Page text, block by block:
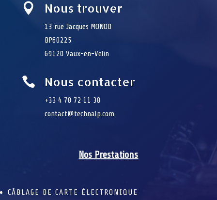
 Nous trouver
13 rue Jacques MONOD
BP60225
69120 Vaux-en-Velin
 Nous contacter
+33 4 78 72 11 38
contact@technalp.com
Nos Prestations
CÂBLAGE DE CARTE ÉLECTRONIQUE